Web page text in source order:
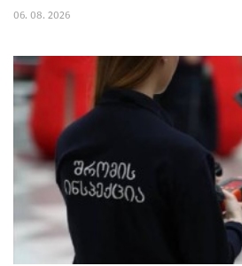
06. 08. 2026